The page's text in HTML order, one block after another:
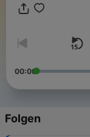
00:00
Folgen